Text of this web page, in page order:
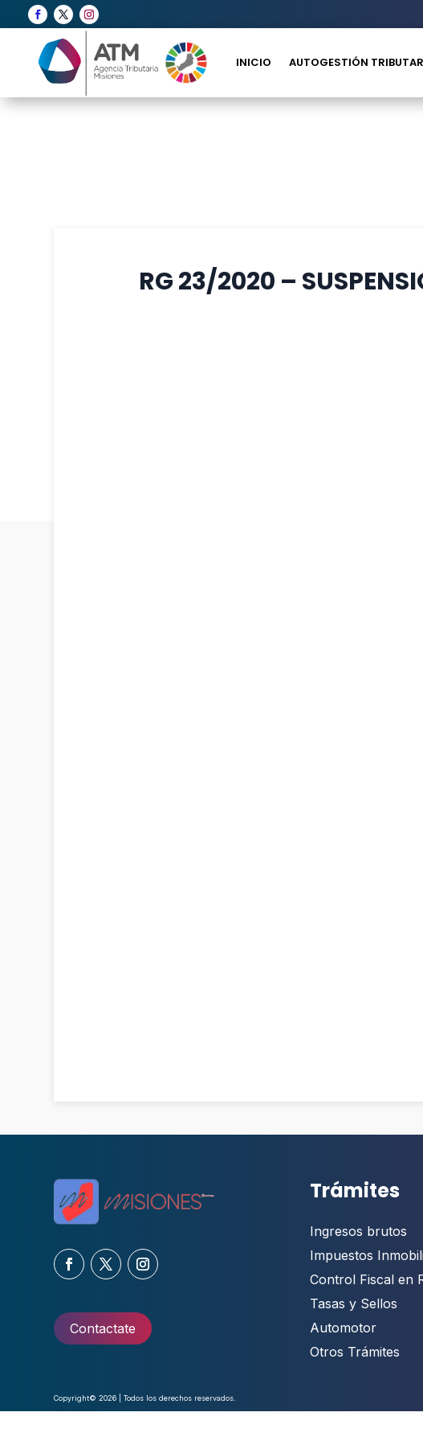
INICIO AUTOGESTIÓN
RG 23/2020 –
Contactate
Copyright© 2026 | Todos los derechos reservados.
Trámites
Ingresos brutos
Impuestos
Control Fiscal en
Tasas y Sellos
Automotor
Otros Trámites